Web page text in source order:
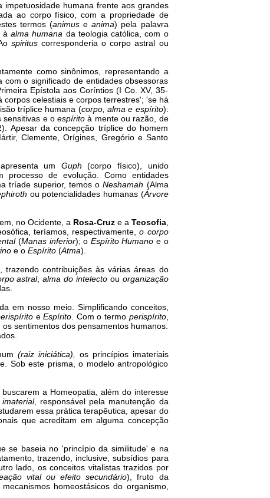
humana frente aos grandes
ao corpo físico, com a propriedade de
termos (animus eanima) pela palavra
àalma humana da teologia católica, com o
spiritus corresponderia o corpo astral ou
como sinônimos, representando a
o significado de entidades obsessoras
Epístola aos Coríntios (I Co. XV, 35-
celestiais e corpos terrestres'; 'se há
tríplice humana (corpo, alma e espírito):
sensitivas e oespírito à mente ou razão, de
Apesar da concepção tríplice do homem
Clemente, Orígines, Gregório e Santo
um Guph (corpo físico), unido
de evolução. Como entidades
tríade superior, temos oNeshamah (Alma
ou potencialidades humanas (Árvore
no Ocidente, a Rosa-Cruz e a Teosofia,
teríamos, respectivamente,o corpo
(Manas inferior); o Espírito Humano e o
e o Espírito (Atma).
, trazendo contribuições às várias áreas do
astral,alma do intelectoou organização
em nosso meio. Simplificando conceitos,
eEspírito . Com o termoperispírito,
sentimentos dos pensamentos humanos.
(raiz iniciática),
os princípios imateriais
Sob este prisma, o modelo antropológico
a Homeopatia, além do interesse
, responsável pela manutenção da
essa prática terapêutica, apesar do
que acreditam em alguma concepção
se baseia no 'princípio da similitude' e na
trazendo, inclusive, subsídios para
lado, os conceitos vitalistas trazidos por
vital ou efeito secundário), fruto da
homeostásicos do organismo,